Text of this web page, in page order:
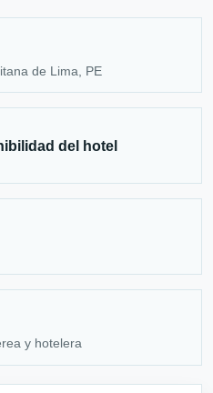
de Lima, PE
del hotel
y hotelera